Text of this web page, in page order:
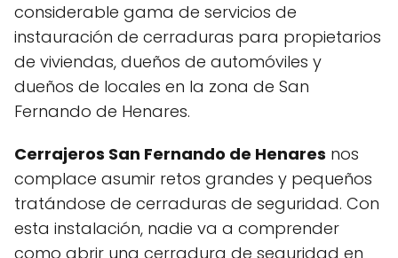
considerable gama de servicios de
instauración de cerraduras para propietarios
de viviendas, dueños de automóviles y
dueños de locales en la zona de San
Fernando de Henares.
Cerrajeros San Fernando de Henares nos
complace asumir retos grandes y pequeños
tratándose de cerraduras de seguridad. Con
esta instalación, nadie va a comprender
como abrir una cerradura de seguridad en